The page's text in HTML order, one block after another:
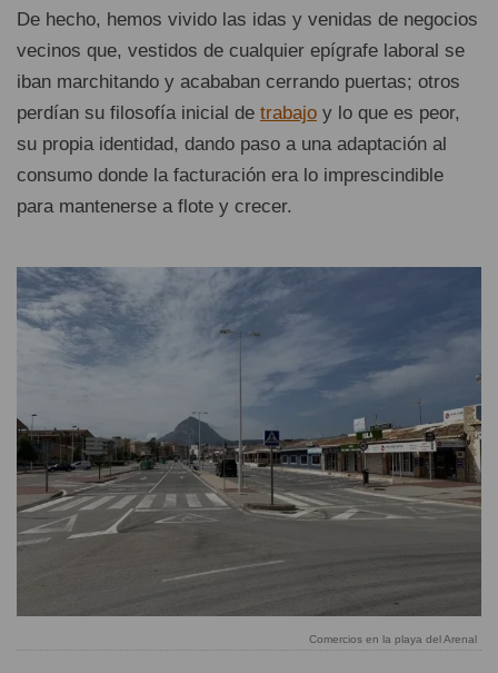
De hecho, hemos vivido las idas y venidas de negocios
vecinos que, vestidos de cualquier epígrafe laboral se
iban marchitando y acababan cerrando puertas; otros
perdían su filosofía inicial de trabajo y lo que es peor,
su propia identidad, dando paso a una adaptación al
consumo donde la facturación era lo imprescindible
para mantenerse a flote y crecer.
Comercios en la playa del Arenal